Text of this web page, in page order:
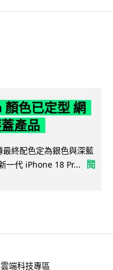
色已定型 網
產品
終配色定為銀色與深藍
一代 iPhone 18 Pr...
閱
端科技專區